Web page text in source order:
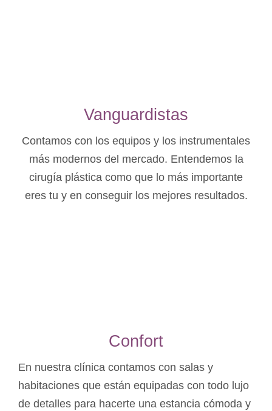
Vanguardistas
Contamos con los equipos y los instrumentales
más modernos del mercado. Entendemos la
cirugía plástica como que lo más importante
eres tu y en conseguir los mejores resultados.
Confort
En nuestra clínica contamos con salas y
habitaciones que están equipadas con todo lujo
de detalles para hacerte una estancia cómoda y